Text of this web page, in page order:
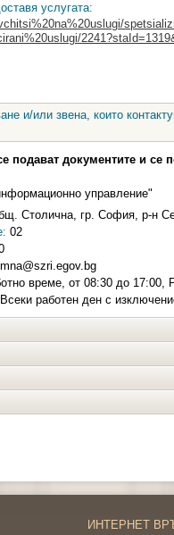
услугата:
и/или звена, които
подават документите и се
управление"
Столична, гр. София, р-н
02
време, от 08:30 до
работен ден с
ИНТЕРНЕТ